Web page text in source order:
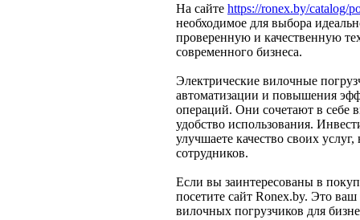
На сайте https://ronex.by/catalog/
необходимое для выбора
проверенную и качественную
современного бизнеса.
Электрические вилочные
автоматизации и повышения
операций. Они сочетают в себе
удобство использования.
улучшаете качество своих
сотрудников.
Если вы заинтересованы в
посетите сайт Ronex.by. Это
вилочных погрузчиков для